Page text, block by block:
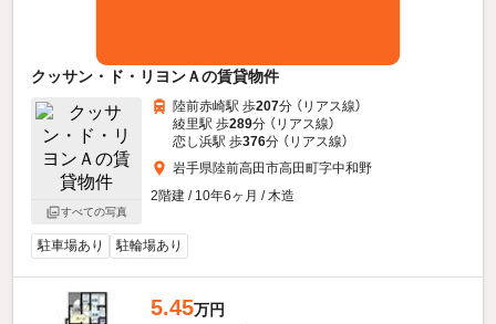
クッサン・ド・リヨンＡの賃貸物件
すべての写真
陸前赤崎駅 歩207分 （リアス線）
綾里駅 歩289分 （リアス線）
恋し浜駅 歩376分 （リアス線）
岩手県陸前高田市高田町字中和野
2階建 / 10年6ヶ月 / 木造
駐車場あり 駐輪場あり
5.45万円